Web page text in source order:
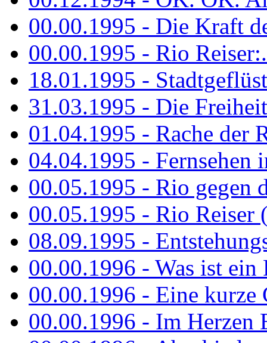
00.00.1995 - Die Kraft
00.00.1995 - Rio
18.01.1995 -
31.03.1995 - Die
01.04.1995 - Rache der
04.04.1995 - Fernsehen
00.05.1995 - Rio gegen
00.05.1995 - Rio Reiser
08.09.1995 -
00.00.1996 - Was ist ein
00.00.1996 - Eine kurze
00.00.1996 - Im Herzen